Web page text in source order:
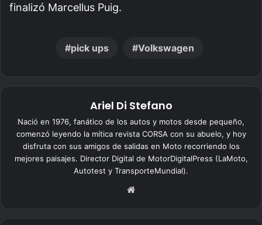
finalizó Marcellus Puig.
pick ups Volkswagen
Ariel Di Stefano
Nació en 1976, fanático de los autos y motos desde pequeño,
comenzó leyendo la mítica revista CORSA con su abuelo, y hoy
disfruta con sus amigos de salidas en Moto recorriendo los
mejores paisajes. Director Digital de MotorDigitalPress (LaMoto,
Autotest y TransporteMundial).